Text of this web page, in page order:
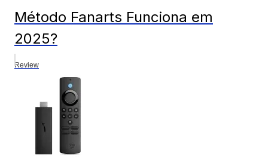
Método Fanarts Funciona em
2025?
Review